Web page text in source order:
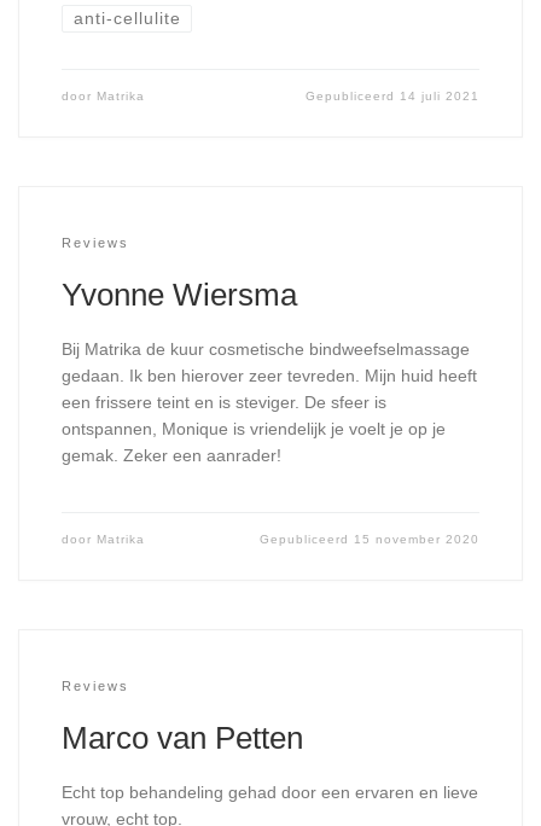
anti-cellulite
door Matrika Gepubliceerd 14 juli 2021
Reviews
Yvonne Wiersma
Bij Matrika de kuur cosmetische bindweefselmassage
gedaan. Ik ben hierover zeer tevreden. Mijn huid heeft
een frissere teint en is steviger. De sfeer is
ontspannen, Monique is vriendelijk je voelt je op je
gemak. Zeker een aanrader!
door Matrika Gepubliceerd 15 november 2020
Reviews
Marco van Petten
Echt top behandeling gehad door een ervaren en lieve
vrouw, echt top.